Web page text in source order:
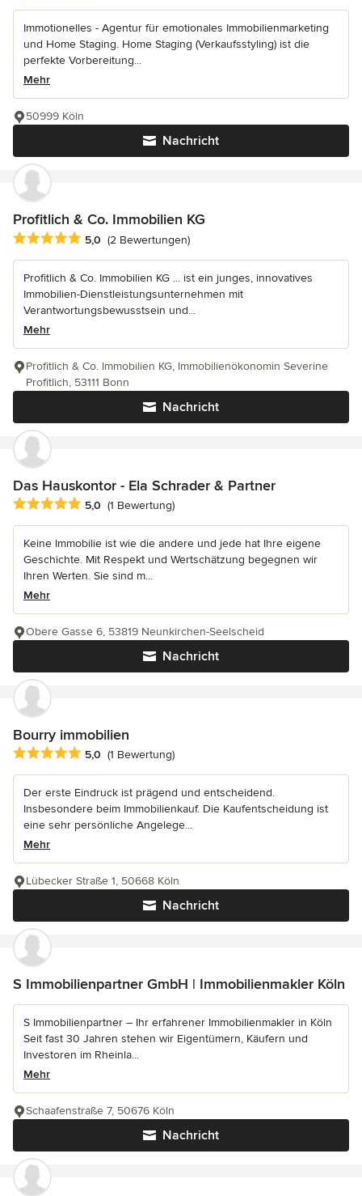
Immotionelles - Agentur für emotionales Immobilienmarketing
und Home Staging. Home Staging (Verkaufsstyling) ist die
perfekte Vorbereitung...
Mehr
Nachricht
50999 Köln
Profitlich & Co. Immobilien KG
Durchschnittliche Bewertung: 5 von 5 Sternen
5,0 (2 Bewertungen)
Profitlich & Co. Immobilien KG ... ist ein junges, innovatives
Immobilien-Dienstleistungsunternehmen mit
Verantwortungsbewusstsein und...
Mehr
Nachricht
Profitlich & Co. Immobilien KG, Immobilienökonomin Severine
Profitlich, 53111 Bonn
Das Hauskontor - Ela Schrader & Partner
Durchschnittliche Bewertung: 5 von 5 Sternen
5,0 (1 Bewertung)
Keine Immobilie ist wie die andere und jede hat Ihre eigene
Geschichte. Mit Respekt und Wertschätzung begegnen wir
Ihren Werten. Sie sind m...
Mehr
Nachricht
Obere Gasse 6, 53819 Neunkirchen-Seelscheid
Bourry immobilien
Durchschnittliche Bewertung: 5 von 5 Sternen
5,0 (1 Bewertung)
Der erste Eindruck ist prägend und entscheidend.
Insbesondere beim Immobilienkauf. Die Kaufentscheidung ist
eine sehr persönliche Angelege...
Mehr
Nachricht
Lübecker Straße 1, 50668 Köln
S Immobilienpartner GmbH | Immobilienmakler Köln
S Immobilienpartner – Ihr erfahrener Immobilienmakler in Köln
Seit fast 30 Jahren stehen wir Eigentümern, Käufern und
Investoren im Rheinla...
Mehr
Nachricht
Schaafenstraße 7, 50676 Köln